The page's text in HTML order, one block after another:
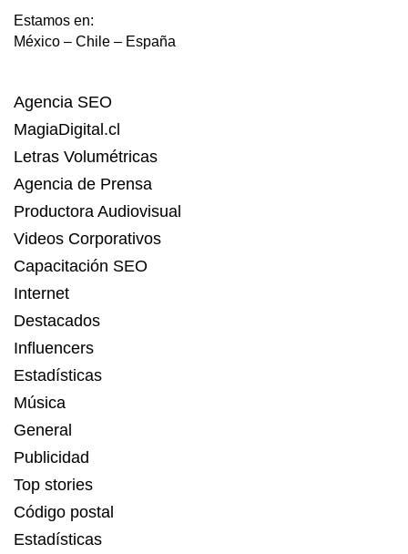
Estamos en:
México – Chile – España
Agencia SEO
MagiaDigital.cl
Letras Volumétricas
Agencia de Prensa
Productora Audiovisual
Videos Corporativos
Capacitación SEO
Internet
Destacados
Influencers
Estadísticas
Música
General
Publicidad
Top stories
Código postal
Estadísticas